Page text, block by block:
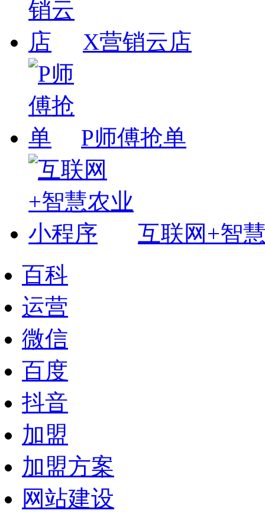
X营销云店
P师傅抢单
互联网+智
百科
运营
微信
百度
抖音
加盟
加盟方案
网站建设